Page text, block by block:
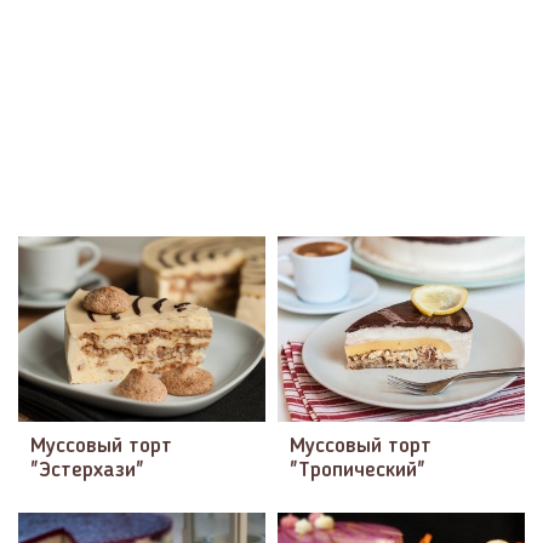
Муссовый торт
"Эстерхази"
Муссовый торт
"Тропический"